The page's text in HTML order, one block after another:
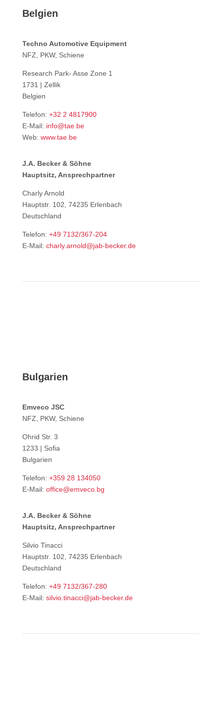
Belgien
Techno Automotive Equipment
NFZ, PKW, Schiene
Research Park- Asse Zone 1
1731 | Zellik
Belgien
Telefon: +32 2 4817900
E-Mail: info@tae.be
Web: www.tae.be
J.A. Becker & Söhne
Hauptsitz, Ansprechpartner
Charly Arnold
Hauptstr. 102, 74235 Erlenbach
Deutschland
Telefon: +49 7132/367-204
E-Mail: charly.arnold@jab-becker.de
Bulgarien
Emveco JSC
NFZ, PKW, Schiene
Ohrid Str. 3
1233 | Sofia
Bulgarien
Telefon: +359 28 134050
E-Mail: office@emveco.bg
J.A. Becker & Söhne
Hauptsitz, Ansprechpartner
Silvio Tinacci
Hauptstr. 102, 74235 Erlenbach
Deutschland
Telefon: +49 7132/367-280
E-Mail: silvio.tinacci@jab-becker.de